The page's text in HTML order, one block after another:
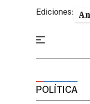
Ediciones:
POLÍTICA